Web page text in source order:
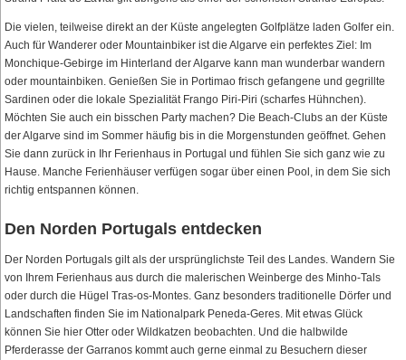
Die vielen, teilweise direkt an der Küste angelegten Golfplätze laden Golfer ein.
Auch für Wanderer oder Mountainbiker ist die Algarve ein perfektes Ziel: Im
Monchique-Gebirge im Hinterland der Algarve kann man wunderbar wandern
oder mountainbiken. Genießen Sie in Portimao frisch gefangene und gegrillte
Sardinen oder die lokale Spezialität Frango Piri-Piri (scharfes Hühnchen).
Möchten Sie auch ein bisschen Party machen? Die Beach-Clubs an der Küste
der Algarve sind im Sommer häufig bis in die Morgenstunden geöffnet. Gehen
Sie dann zurück in Ihr Ferienhaus in Portugal und fühlen Sie sich ganz wie zu
Hause. Manche Ferienhäuser verfügen sogar über einen Pool, in dem Sie sich
richtig entspannen können.
Den Norden Portugals entdecken
Der Norden Portugals gilt als der ursprünglichste Teil des Landes. Wandern Sie
von Ihrem Ferienhaus aus durch die malerischen Weinberge des Minho-Tals
oder durch die Hügel Tras-os-Montes. Ganz besonders traditionelle Dörfer und
Landschaften finden Sie im Nationalpark Peneda-Geres. Mit etwas Glück
können Sie hier Otter oder Wildkatzen beobachten. Und die halbwilde
Pferderasse der Garranos kommt auch gerne einmal zu Besuchern dieser